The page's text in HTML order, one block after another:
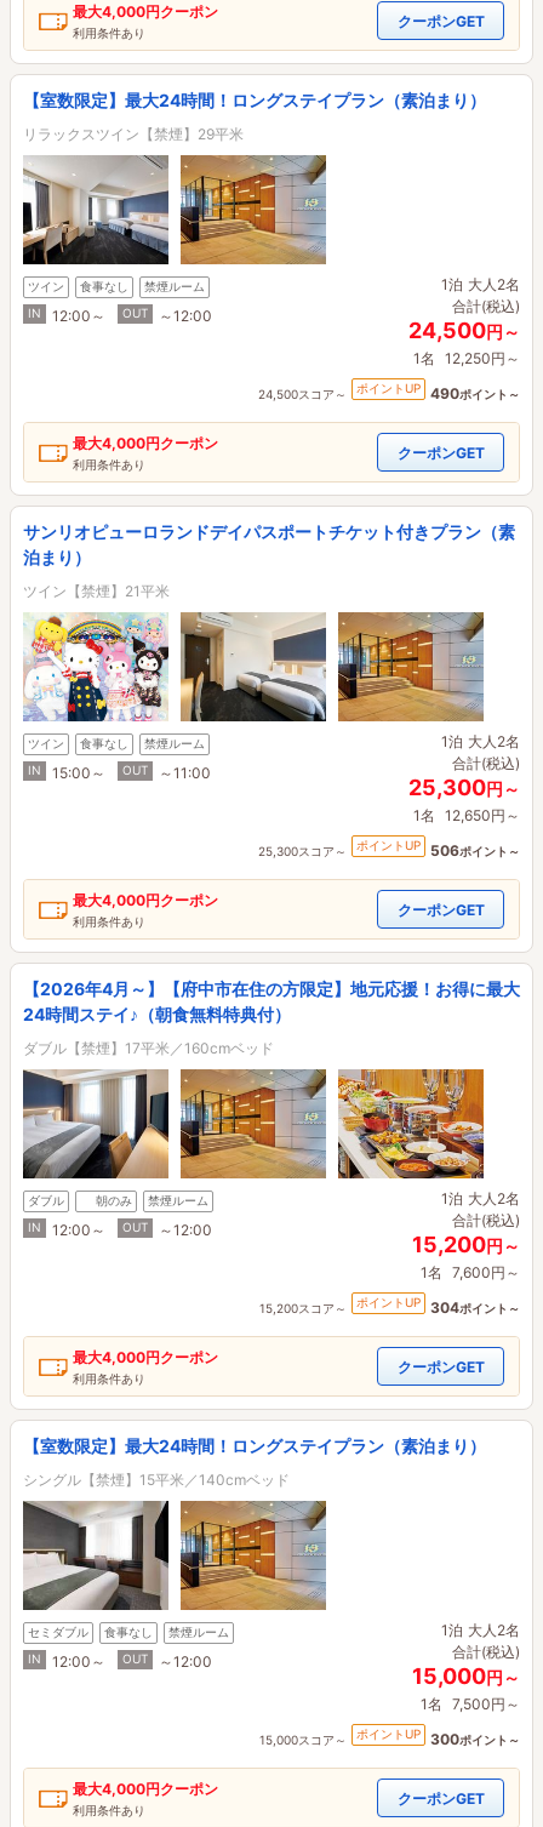
最大4,000円クーポン
利用条件あり
クーポンGET
【室数限定】最大24時間！ロングステイプラン（素泊まり）
リラックスツイン【禁煙】29平米
ツイン 食事なし
禁煙ルーム
IN
12:00～ OUT ～12:00
1泊 大人2名
合計(税込)
24,500円～
1名 12,250円～
24,500スコア～ ポイントUP 490ポイント～
最大4,000円クーポン
利用条件あり
クーポンGET
サンリオピューロランドデイパスポートチケット付きプラン（素
泊まり）
ツイン【禁煙】21平米
ツイン 食事なし
禁煙ルーム
IN
15:00～ OUT ～11:00
1泊 大人2名
合計(税込)
25,300円～
1名 12,650円～
25,300スコア～ ポイントUP 506ポイント～
最大4,000円クーポン
利用条件あり
クーポンGET
【2026年4月～】【府中市在住の方限定】地元応援！お得に最大
24時間ステイ♪（朝食無料特典付）
ダブル【禁煙】17平米／160cmベッド
ダブル 朝のみ
禁煙ルーム
IN
12:00～ OUT ～12:00
1泊 大人2名
合計(税込)
15,200円～
1名 7,600円～
15,200スコア～ ポイントUP 304ポイント～
最大4,000円クーポン
利用条件あり
クーポンGET
【室数限定】最大24時間！ロングステイプラン（素泊まり）
シングル【禁煙】15平米／140cmベッド
セミダブル 食事なし
禁煙ルーム
IN
12:00～ OUT ～12:00
1泊 大人2名
合計(税込)
15,000円～
1名 7,500円～
15,000スコア～ ポイントUP 300ポイント～
最大4,000円クーポン
利用条件あり
クーポンGET